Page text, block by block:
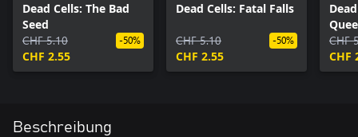
Dead Cells: The Bad
Seed
CHF 5.10
CHF 2.55
-50%
Dead Cells: Fatal Falls
CHF 5.10
CHF 2.55
-50%
CHF
CHF
Beschreibung